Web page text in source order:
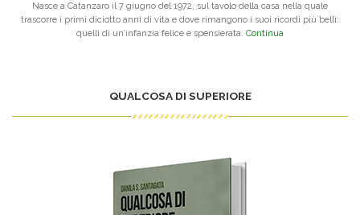
Nasce a Catanzaro il 7 giugno del 1972, sul tavolo della casa nella quale
trascorre i primi diciotto anni di vita e dove rimangono i suoi ricordi più belli:
quelli di un’infanzia felice e spensierata. Continua
QUALCOSA DI SUPERIORE